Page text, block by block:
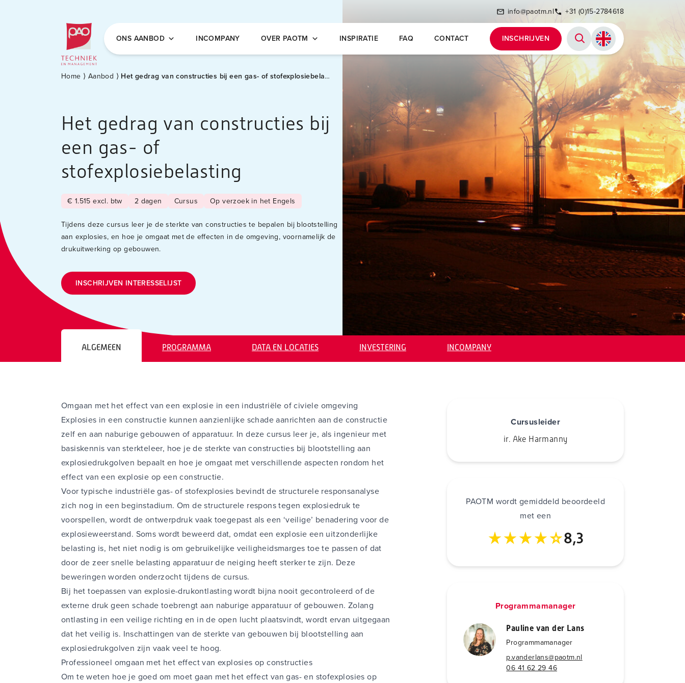
Postacademische cursussen, leergangen en opleidingen
info@paotm.nl +31 (0)15-2784618
ONS AANBOD INCOMPANY OVER PAOTM INSPIRATIE FAQ CONTACT INSCHRIJVEN
Home ⟩ Aanbod ⟩ Het gedrag van constructies bij een gas- of stofexplosiebelasting
Het gedrag van constructies bij
een gas- of
stofexplosiebelasting
€ 1.515 excl. btw 2 dagen Cursus Op verzoek in het Engels
Tijdens deze cursus leer je de sterkte van constructies te bepalen bij blootstelling
aan explosies, en hoe je omgaat met de effecten in de omgeving, voornamelijk de
drukuitwerking op gebouwen.
INSCHRIJVEN INTERESSELIJST
ALGEMEEN PROGRAMMA DATA EN LOCATIES INVESTERING INCOMPANY
Omgaan met het effect van een explosie in een industriële of civiele omgeving
Explosies in een constructie kunnen aanzienlijke schade aanrichten aan de constructie
zelf en aan naburige gebouwen of apparatuur. In deze cursus leer je, als ingenieur met
basiskennis van sterkteleer, hoe je de sterkte van constructies bij blootstelling aan
explosiedrukgolven bepaalt en hoe je omgaat met verschillende aspecten rondom het
effect van een explosie op een constructie.
Voor typische industriële gas- of stofexplosies bevindt de structurele responsanalyse
zich nog in een beginstadium. Om de structurele respons tegen explosiedruk te
voorspellen, wordt de ontwerpdruk vaak toegepast als een ‘veilige’ benadering voor de
explosieweerstand. Soms wordt beweerd dat, omdat een explosie een uitzonderlijke
belasting is, het niet nodig is om gebruikelijke veiligheidsmarges toe te passen of dat
door de zeer snelle belasting apparatuur de neiging heeft sterker te zijn. Deze
beweringen worden onderzocht tijdens de cursus.
Bij het toepassen van explosie-drukontlasting wordt bijna nooit gecontroleerd of de
externe druk geen schade toebrengt aan naburige apparatuur of gebouwen. Zolang
ontlasting in een veilige richting en in de open lucht plaatsvindt, wordt ervan uitgegaan
dat het veilig is. Inschattingen van de sterkte van gebouwen bij blootstelling aan
explosiedrukgolven zijn vaak veel te hoog.
Professioneel omgaan met het effect van explosies op constructies
Om te weten hoe je goed om moet gaan met het effect van gas- en stofexplosies op
Cursusleider
ir. Ake Harmanny
PAOTM wordt gemiddeld beoordeeld
met een
8,3
Programmamanager
Pauline van der Lans
Programmamanager
p.vanderlans@paotm.nl
06 41 62 29 46